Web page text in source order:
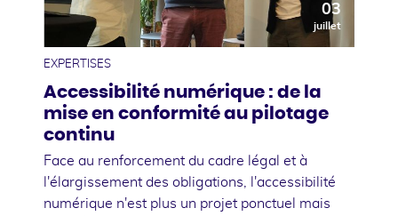
03
juillet
EXPERTISES
Accessibilité numérique : de la
mise en conformité au pilotage
continu
Face au renforcement du cadre légal et à
l'élargissement des obligations, l'accessibilité
numérique n'est plus un projet ponctuel mais